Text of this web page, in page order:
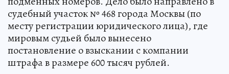
судебный участок № 468 города Москвы (по
месту регистрации юридического лица), где
мировым судьей было вынесено
постановление о взыскании с компании
штрафа в размере 600 тысяч рублей.